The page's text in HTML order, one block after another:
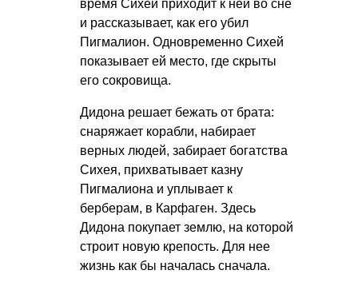
время Сихей приходит к ней во сне
и рассказывает, как его убил
Пигмалион. Одновременно Сихей
показывает ей место, где скрыты
его сокровища.
Дидона решает бежать от брата:
снаряжает корабли, набирает
верных людей, забирает богатства
Сихея, прихватывает казну
Пигмалиона и уплывает к
берберам, в Карфаген. Здесь
Дидона покупает землю, на которой
строит новую крепость. Для нее
жизнь как бы началась сначала.